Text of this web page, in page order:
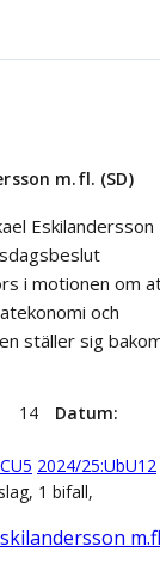
m.fl. (SD)
Eskilandersson
i motionen om
och
ställer sig
14
Datum
2024/25:UbU12
1 bifall,